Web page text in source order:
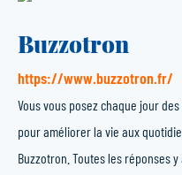
Buzzotron
https://www.buzzotron.fr/
Vous vous posez chaque jour
pour améliorer la vie aux
Buzzotron. Toutes les réponses